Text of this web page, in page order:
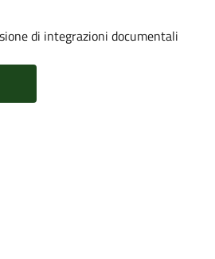
di integrazioni documentali